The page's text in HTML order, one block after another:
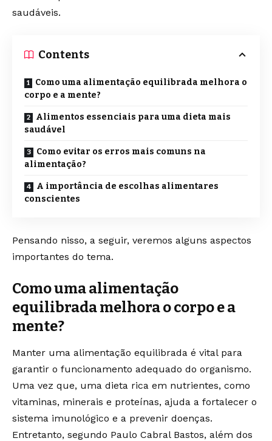
saudáveis.
Contents
Como uma alimentação equilibrada melhora o
corpo e a mente?
Alimentos essenciais para uma dieta mais
saudável
Como evitar os erros mais comuns na
alimentação?
A importância de escolhas alimentares
conscientes
Pensando nisso, a seguir, veremos alguns aspectos
importantes do tema.
Como uma alimentação
equilibrada melhora o corpo e a
mente?
Manter uma alimentação equilibrada é vital para
garantir o funcionamento adequado do organismo.
Uma vez que, uma dieta rica em nutrientes, como
vitaminas, minerais e proteínas, ajuda a fortalecer o
sistema imunológico e a prevenir doenças.
Entretanto, segundo Paulo Cabral Bastos, além dos